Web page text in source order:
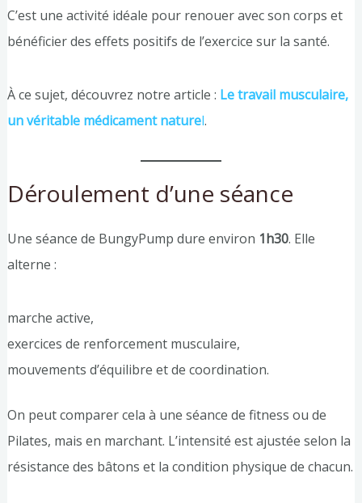
C’est une activité idéale pour renouer avec son corps et
bénéficier des effets positifs de l’exercice sur la santé.
À ce sujet, découvrez notre article : Le travail musculaire,
un véritable médicament naturel.
Déroulement d’une séance
Une séance de BungyPump dure environ 1h30. Elle
alterne :
marche active,
exercices de renforcement musculaire,
mouvements d’équilibre et de coordination.
On peut comparer cela à une séance de fitness ou de
Pilates, mais en marchant. L’intensité est ajustée selon la
résistance des bâtons et la condition physique de chacun.